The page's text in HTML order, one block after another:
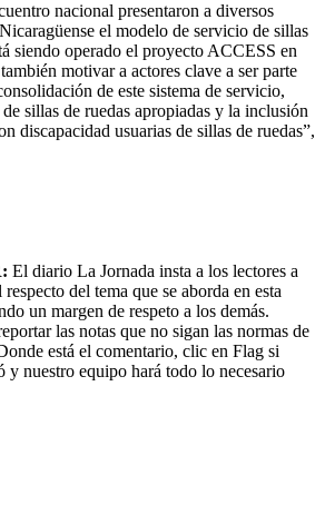
nacional presentaron a diversos
el modelo de servicio de sillas
siendo operado el proyecto ACCESS en
motivar a actores clave a ser parte
de este sistema de servicio,
sillas de ruedas apropiadas y la inclusión
discapacidad usuarias de sillas de ruedas”,
El diario La Jornada insta a los lectores a
del tema que se aborda en esta
un margen de respeto a los demás.
las notas que no sigan las normas de
está el comentario, clic en Flag si
y nuestro equipo hará todo lo necesario